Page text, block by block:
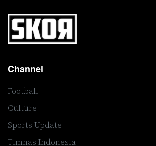
Channel
Football
Culture
Sports Update
Timnas Indonesia